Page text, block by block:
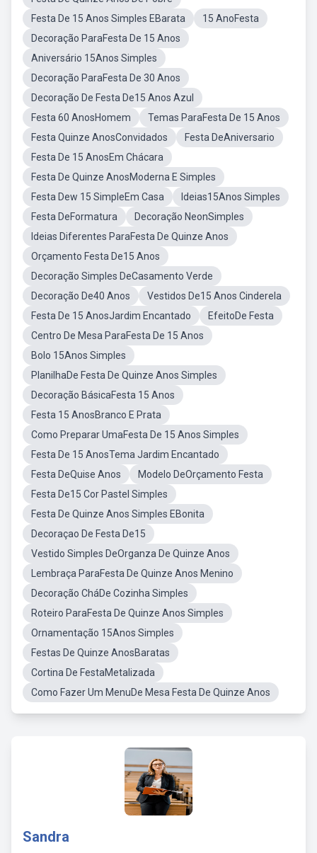
Festa De 15 Anos Simples EBarata
15 AnoFesta
Decoração ParaFesta De 15 Anos
Aniversário 15Anos Simples
Decoração ParaFesta De 30 Anos
Decoração De Festa De15 Anos Azul
Festa 60 AnosHomem
Temas ParaFesta De 15 Anos
Festa Quinze AnosConvidados
Festa DeAniversario
Festa De 15 AnosEm Chácara
Festa De Quinze AnosModerna E Simples
Festa Dew 15 SimpleEm Casa
Ideias15Anos Simples
Festa DeFormatura
Decoração NeonSimples
Ideias Diferentes ParaFesta De Quinze Anos
Orçamento Festa De15 Anos
Decoração Simples DeCasamento Verde
Decoração De40 Anos
Vestidos De15 Anos Cinderela
Festa De 15 AnosJardim Encantado
EfeitoDe Festa
Centro De Mesa ParaFesta De 15 Anos
Bolo 15Anos Simples
PlanilhaDe Festa De Quinze Anos Simples
Decoração BásicaFesta 15 Anos
Festa 15 AnosBranco E Prata
Como Preparar UmaFesta De 15 Anos Simples
Festa De 15 AnosTema Jardim Encantado
Festa DeQuise Anos
Modelo DeOrçamento Festa
Festa De15 Cor Pastel Simples
Festa De Quinze Anos Simples EBonita
Decoraçao De Festa De15
Vestido Simples DeOrganza De Quinze Anos
Lembraça ParaFesta De Quinze Anos Menino
Decoração CháDe Cozinha Simples
Roteiro ParaFesta De Quinze Anos Simples
Ornamentação 15Anos Simples
Festas De Quinze AnosBaratas
Cortina De FestaMetalizada
Como Fazer Um MenuDe Mesa Festa De Quinze Anos
Sandra